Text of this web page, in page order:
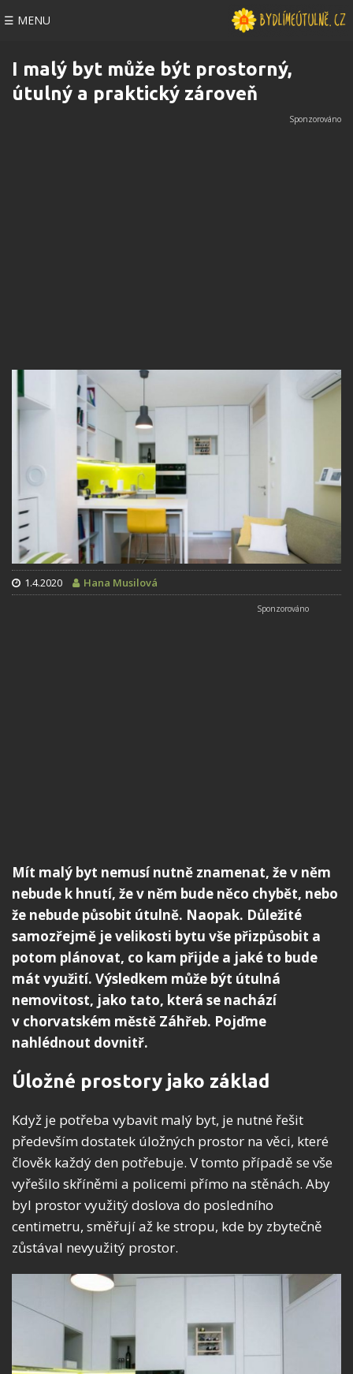
☰ MENU
I malý byt může být prostorný,
útulný a praktický zároveň
1.4.2020 Hana Musilová
Mít malý byt nemusí nutně znamenat, že v něm
nebude k hnutí, že v něm bude něco chybět, nebo
že nebude působit útulně. Naopak. Důležité
samozřejmě je velikosti bytu vše přizpůsobit a
potom plánovat, co kam přijde a jaké to bude
mát využití. Výsledkem může být útulná
nemovitost, jako tato, která se nachází
v chorvatském městě Záhřeb. Pojďme
nahlédnout dovnitř.
Úložné prostory jako základ
Když je potřeba vybavit malý byt, je nutné řešit
především dostatek úložných prostor na věci, které
člověk každý den potřebuje. V tomto případě se vše
vyřešilo skříněmi a policemi přímo na stěnách. Aby
byl prostor využitý doslova do posledního
centimetru, směřují až ke stropu, kde by zbytečně
zůstával nevyužitý prostor.